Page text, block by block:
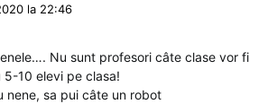
la 22:46
Nu sunt profesori câte clase vor fi
10 elevi pe clasa!
nene, sa pui câte un robot